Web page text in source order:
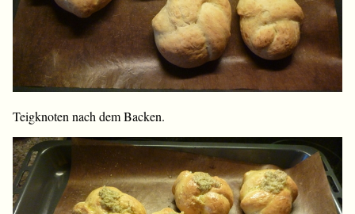
Teigknoten nach dem Backen.